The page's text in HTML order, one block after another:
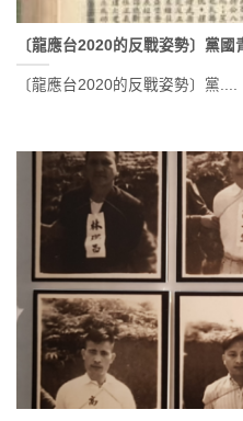
〔龍應台2020的反戰姿勢〕黨
〔龍應台2020的反戰姿勢〕黨....